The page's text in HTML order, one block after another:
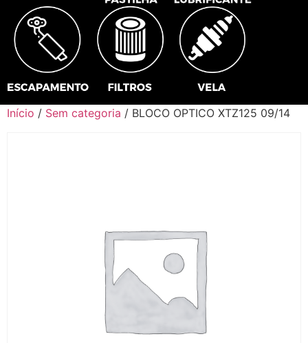
Início / Sem categoria / BLOCO OPTICO XTZ125 09/14